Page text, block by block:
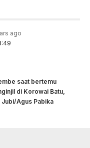
ago
saat bertemu
di Korowai Batu,
Agus Pabika